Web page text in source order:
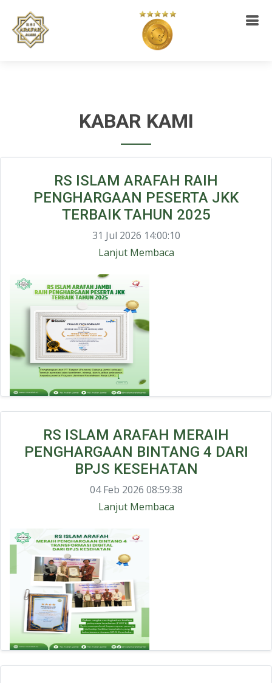
KABAR KAMI
RS ISLAM ARAFAH RAIH
PENGHARGAAN PESERTA JKK
TERBAIK TAHUN 2025
31 Jul 2026 14:00:10
Lanjut Membaca
RS ISLAM ARAFAH MERAIH
PENGHARGAAN BINTANG 4 DARI
BPJS KESEHATAN
04 Feb 2026 08:59:38
Lanjut Membaca